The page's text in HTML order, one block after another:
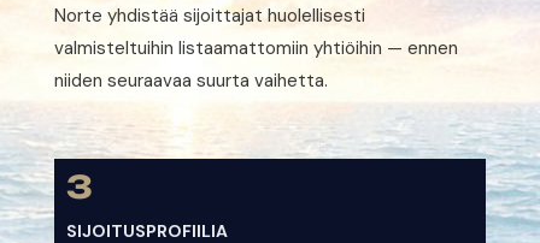
Norte yhdistää sijoittajat huolellisesti
valmisteltuihin listaamattomiin yhtiöihin — ennen
niiden seuraavaa suurta vaihetta.
3
SIJOITUSPROFIILIA